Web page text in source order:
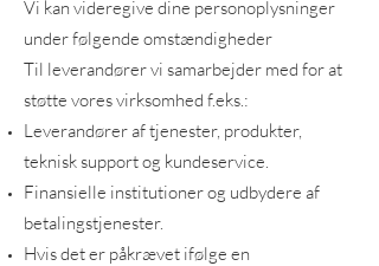
Vi kan videregive dine personoplysninger
under følgende omstændigheder
Til leverandører vi samarbejder med for at
støtte vores virksomhed f.eks.:
Leverandører af tjenester, produkter,
teknisk support og kundeservice.
Finansielle institutioner og udbydere af
betalingstjenester.
Hvis det er påkrævet ifølge en